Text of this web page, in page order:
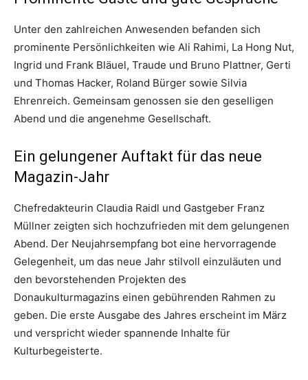
Unter den zahlreichen Anwesenden befanden sich
prominente Persönlichkeiten wie Ali Rahimi, La Hong Nut,
Ingrid und Frank Bläuel, Traude und Bruno Plattner, Gerti
und Thomas Hacker, Roland Bürger sowie Silvia
Ehrenreich. Gemeinsam genossen sie den geselligen
Abend und die angenehme Gesellschaft.
Ein gelungener Auftakt für das neue
Magazin-Jahr
Chefredakteurin Claudia Raidl und Gastgeber Franz
Müllner zeigten sich hochzufrieden mit dem gelungenen
Abend. Der Neujahrsempfang bot eine hervorragende
Gelegenheit, um das neue Jahr stilvoll einzuläuten und
den bevorstehenden Projekten des
Donaukulturmagazins einen gebührenden Rahmen zu
geben. Die erste Ausgabe des Jahres erscheint im März
und verspricht wieder spannende Inhalte für
Kulturbegeisterte.